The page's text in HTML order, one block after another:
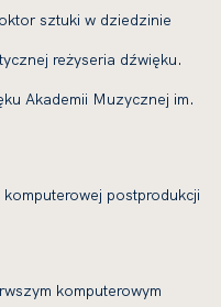
sztuki w dziedzinie
reżyseria dźwięku.
Akademii Muzycznej im.
postprodukcji
komputerowym